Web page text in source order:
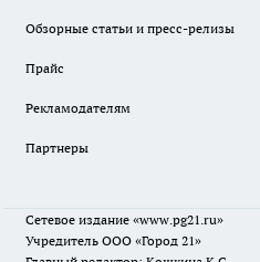
Обзорные статьи и пресс-релизы
Прайс
Рекламодателям
Партнеры
Сетевое издание «www.pg21.ru»
Учредитель ООО «Город 21»